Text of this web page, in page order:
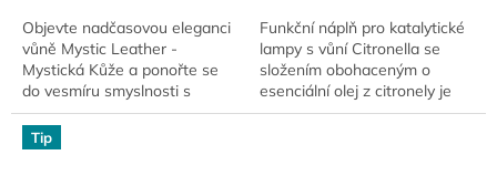
Objevte nadčasovou eleganci
vůně Mystic Leather -
Mystická Kůže a ponořte se
do vesmíru smyslnosti s
opojnými orientálními tóny.
Vůně se skládá z tónů
kardamomu, kadidla a...
Funkční náplň pro katalytické
lampy s vůní Citronella se
složením obohaceným o
esenciální olej z citronely je
přírodním repelentem, který
Tip